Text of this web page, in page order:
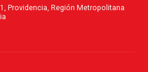
Providencia, Región Metropolitana